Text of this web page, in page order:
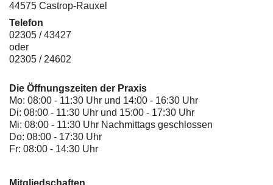
44575 Castrop-Rauxel
Telefon
02305 / 43427
oder
02305 / 24602
Die Öffnungszeiten der Praxis
Mo: 08:00 - 11:30 Uhr und 14:00 - 16:30 Uhr
Di: 08:00 - 11:30 Uhr und 15:00 - 17:30 Uhr
Mi: 08:00 - 11:30 Uhr Nachmittags geschlossen
Do: 08:00 - 17:30 Uhr
Fr: 08:00 - 14:30 Uhr
Mitgliedschaften